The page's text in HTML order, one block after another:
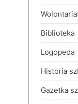
Biblioteka
Logopeda
Historia
Gazetka